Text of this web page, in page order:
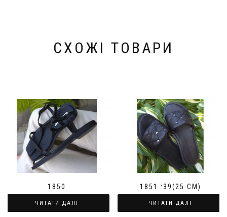
СХОЖІ ТОВАРИ
1850
ЧИТАТИ ДАЛІ
1851 :39(25 СМ)
ЧИТАТИ ДАЛІ